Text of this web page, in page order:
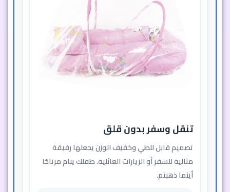
تنقل وسفر بدون قلق
تصميم قابل للطي وخفيف الوزن يجعلها رفيقة
مثالية للسفر أو الزيارات العائلية. طفلك ينام مرتاحًا
أينما ذهبتم.